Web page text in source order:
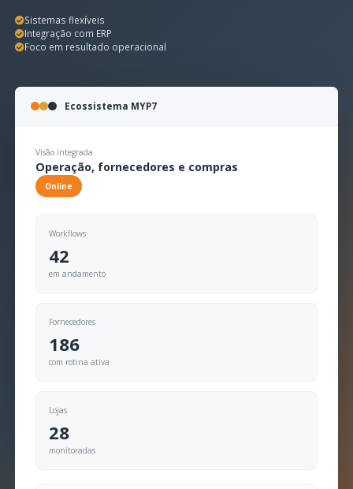
Sistemas flexíveis
Integração com ERP
Foco em resultado operacional
Ecossistema MYP7
Visão integrada
Operação, fornecedores e compras
Online
Workflows
42
em andamento
Fornecedores
186
com rotina ativa
Lojas
28
monitoradas